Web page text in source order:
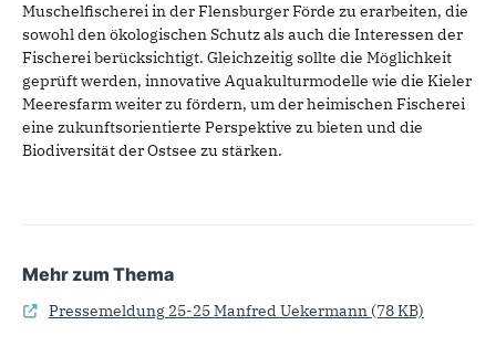
Muschelfischerei in der Flensburger Förde zu erarbeiten, die
sowohl den ökologischen Schutz als auch die Interessen der
Fischerei berücksichtigt. Gleichzeitig sollte die Möglichkeit
geprüft werden, innovative Aquakulturmodelle wie die Kieler
Meeresfarm weiter zu fördern, um der heimischen Fischerei
eine zukunftsorientierte Perspektive zu bieten und die
Biodiversität der Ostsee zu stärken.
Mehr zum Thema
Pressemeldung 25-25 Manfred Uekermann (78 KB)